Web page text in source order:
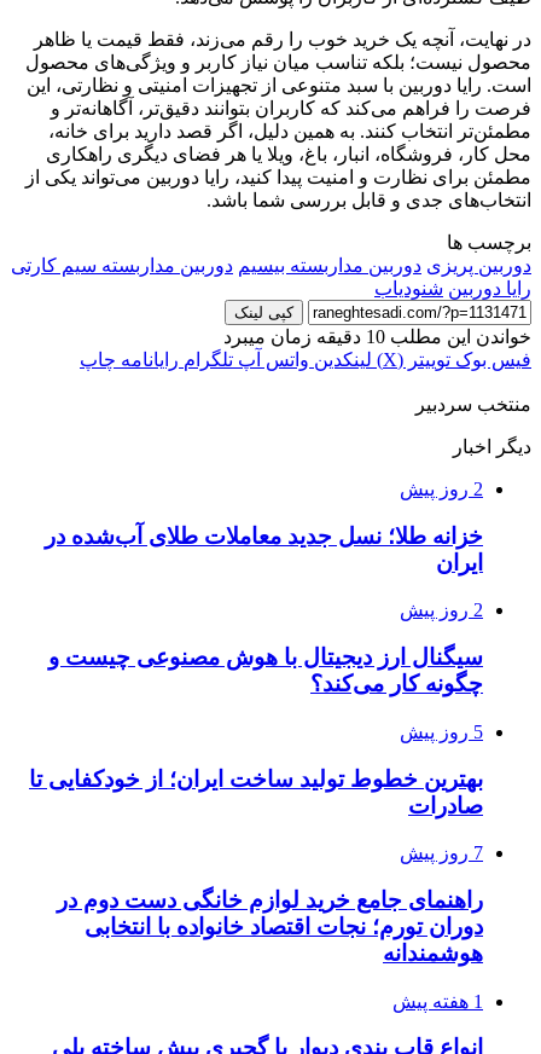
در نهایت، آنچه یک خرید خوب را رقم می‌زند، فقط قیمت یا ظاهر
محصول نیست؛ بلکه تناسب میان نیاز کاربر و ویژگی‌های محصول
است. رایا دوربین با سبد متنوعی از تجهیزات امنیتی و نظارتی، این
فرصت را فراهم می‌کند که کاربران بتوانند دقیق‌تر، آگاهانه‌تر و
مطمئن‌تر انتخاب کنند. به همین دلیل، اگر قصد دارید برای خانه،
محل کار، فروشگاه، انبار، باغ، ویلا یا هر فضای دیگری راهکاری
مطمئن برای نظارت و امنیت پیدا کنید، رایا دوربین می‌تواند یکی از
انتخاب‌های جدی و قابل بررسی شما باشد.
برچسب ها
دوربین پریزی دوربین مداربسته بیسیم دوربین مداربسته سیم کارتی
رایا دوربین شنودیاب
کپی لینک
خواندن این مطلب 10 دقیقه زمان میبرد
فیس بوک توییتر (X) لینکدین واتس آپ تلگرام رایانامه چاپ
منتخب سردبیر
دیگر اخبار
2 روز پیش
خزانه طلا؛ نسل جدید معاملات طلای آب‌شده در
ایران
2 روز پیش
سیگنال ارز دیجیتال با هوش مصنوعی چیست و
چگونه کار می‌کند؟
5 روز پیش
بهترین خطوط تولید ساخت ایران؛ از خودکفایی تا
صادرات
7 روز پیش
راهنمای جامع خرید لوازم خانگی دست دوم در
دوران تورم؛ نجات اقتصاد خانواده با انتخابی
هوشمندانه
1 هفته پیش
انواع قاب بندی دیوار با گچبری پیش ساخته پلی